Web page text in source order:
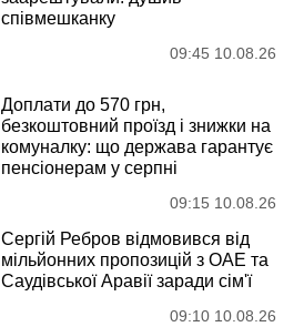
співмешканку
09:45 10.08.26
Доплати до 570 грн,
безкоштовний проїзд і знижки на
комуналку: що держава гарантує
пенсіонерам у серпні
09:15 10.08.26
Сергій Ребров відмовився від
мільйонних пропозицій з ОАЕ та
Саудівської Аравії заради сім'ї
09:10 10.08.26